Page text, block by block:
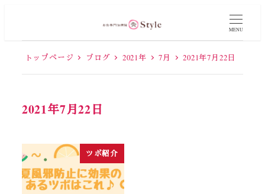
MENU
トップページ ブログ 2021年 7月 2021年7月22日
2021年7月22日
ツボ紹介